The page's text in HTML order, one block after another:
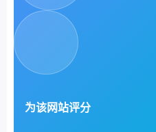
为该网站评分